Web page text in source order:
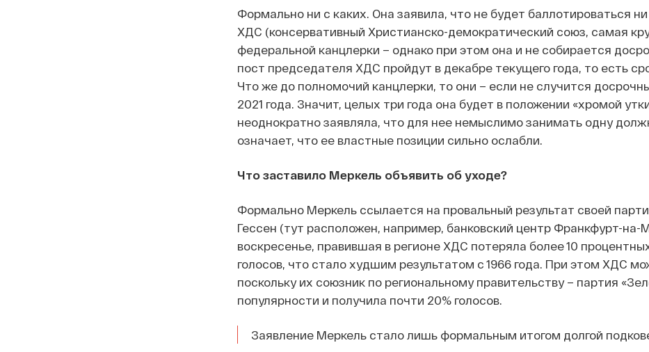
Формально ни с каких. Она заявила, что не будет баллотироваться
ХДС (консервативный Христианско-демократический союз, самая
федеральной канцлерки – однако при этом она и не собирается
пост председателя ХДС пройдут в декабре текущего года, то есть
Что же до полномочий канцлерки, то они – если не случится
2021 года. Значит, целых три года она будет в положении «хромой
неоднократно заявляла, что для нее немыслимо занимать одну
означает, что ее властные позиции сильно ослабли.
Что заставило Меркель объявить об уходе?
Формально Меркель ссылается на провальный результат своей
Гессен (тут расположен, например, банковский центр Франкфурт-
воскресенье, правившая в регионе ХДС потеряла более 10
голосов, что стало худшим результатом с 1966 года. При этом ХДС
поскольку их союзник по региональному правительству – партия
популярности и получила почти 20% голосов.
Заявление Меркель стало лишь формальным итогом долгой